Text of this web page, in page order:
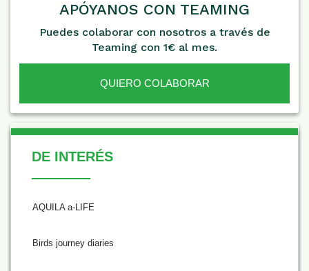
APÓYANOS CON TEAMING
Puedes colaborar con nosotros a través de
Teaming con 1€ al mes.
QUIERO COLABORAR
De Interés
DE INTERÉS
AQUILA a-LIFE
Birds journey diaries